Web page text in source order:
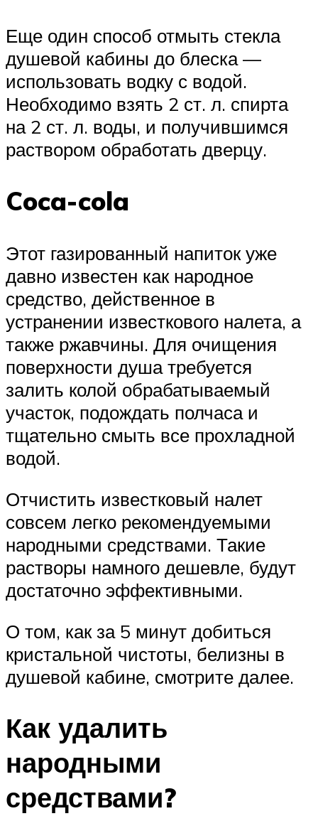
Еще один способ отмыть стекла
душевой кабины до блеска —
использовать водку с водой.
Необходимо взять 2 ст. л. спирта
на 2 ст. л. воды, и получившимся
раствором обработать дверцу.
Coca-cola
Этот газированный напиток уже
давно известен как народное
средство, действенное в
устранении известкового налета, а
также ржавчины. Для очищения
поверхности душа требуется
залить колой обрабатываемый
участок, подождать полчаса и
тщательно смыть все прохладной
водой.
Отчистить известковый налет
совсем легко рекомендуемыми
народными средствами. Такие
растворы намного дешевле, будут
достаточно эффективными.
О том, как за 5 минут добиться
кристальной чистоты, белизны в
душевой кабине, смотрите далее.
Как удалить
народными
средствами?